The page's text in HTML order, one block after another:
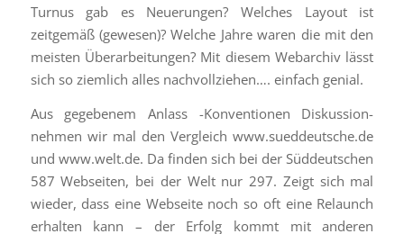
Turnus gab es Neuerungen? Welches Layout ist
zeitgemäß (gewesen)? Welche Jahre waren die mit den
meisten Überarbeitungen? Mit diesem Webarchiv lässt
sich so ziemlich alles nachvollziehen…. einfach genial.
Aus gegebenem Anlass -Konventionen Diskussion-
nehmen wir mal den Vergleich www.sueddeutsche.de
und www.welt.de. Da finden sich bei der Süddeutschen
587 Webseiten, bei der Welt nur 297. Zeigt sich mal
wieder, dass eine Webseite noch so oft eine Relaunch
erhalten kann – der Erfolg kommt mit anderen